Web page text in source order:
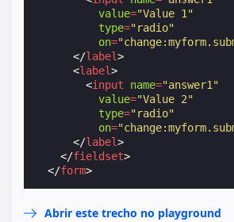
value="Value 1"
type="radio"
on=
</label>
<label>
<input name="answer1"
value="Value 2"
type="radio"
on=
</label>
</fieldset>
</form>
Abrir este trecho no playground